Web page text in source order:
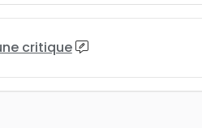
critique